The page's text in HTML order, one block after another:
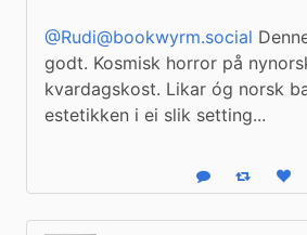
@Rudi@bookwyrm.social
godt. Kosmisk horror på
kvardagskost. Likar óg norsk
estetikken i ei slik setting...
Reply Boost